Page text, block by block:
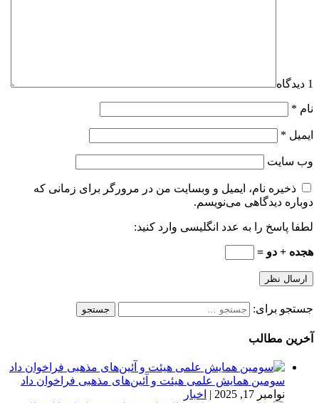
1 دیدگاه
نام *
ایمیل *
وب‌ سایت
ذخیره نام، ایمیل و وبسایت من در مرورگر برای زمانی که
دوباره دیدگاهی می‌نویسم.
لطفا پاسخ را به عدد انگلیسی وارد کنید:
هجده + دو =
جستجو برای:
آخرین مطالب
سومین همایش علمی هیئت و آئین‌های مذهبی فراخوان داد
نوامبر 17, 2025
| اخبار